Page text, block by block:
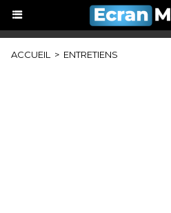
ACCUEIL > ENTRETIENS